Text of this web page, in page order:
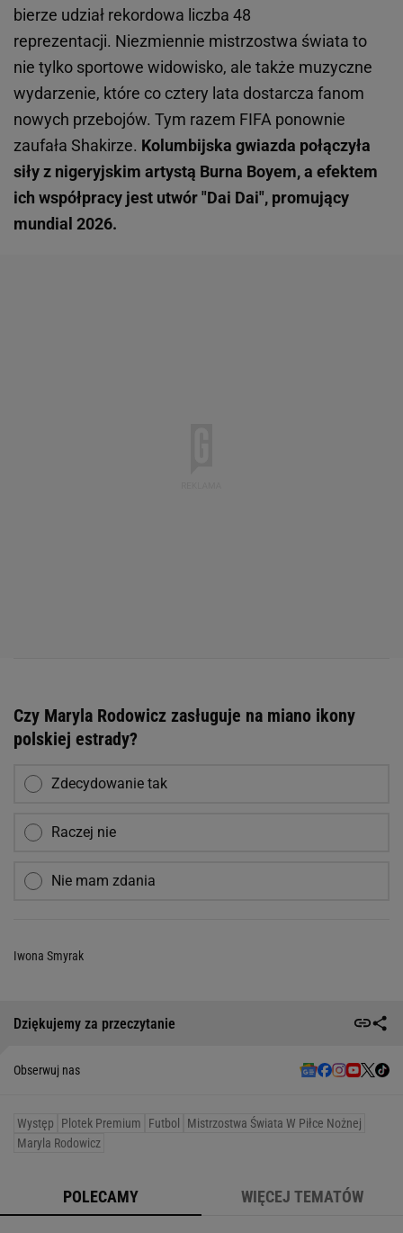
bierze udział rekordowa liczba 48
reprezentacji. Niezmiennie mistrzostwa świata to
nie tylko sportowe widowisko, ale także muzyczne
wydarzenie, które co cztery lata dostarcza fanom
nowych przebojów. Tym razem FIFA ponownie
zaufała Shakirze. Kolumbijska gwiazda połączyła
siły z nigeryjskim artystą Burna Boyem, a efektem
ich współpracy jest utwór "Dai Dai", promujący
mundial 2026.
Czy Maryla Rodowicz zasługuje na miano ikony
polskiej estrady?
Zdecydowanie tak
Raczej nie
Nie mam zdania
Iwona Smyrak
Dziękujemy za przeczytanie
Obserwuj nas
Występ Plotek Premium Futbol
Mistrzostwa Świata W Piłce Nożnej
Maryla Rodowicz
POLECAMY WIĘCEJ TEMATÓW